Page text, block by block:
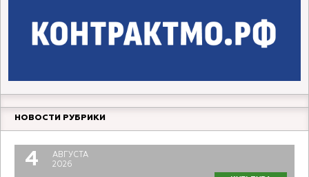
НОВОСТИ РУБРИКИ
4
АВГУСТА
2026